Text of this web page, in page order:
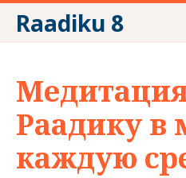
Raadiku 8
Раадику в
каждую